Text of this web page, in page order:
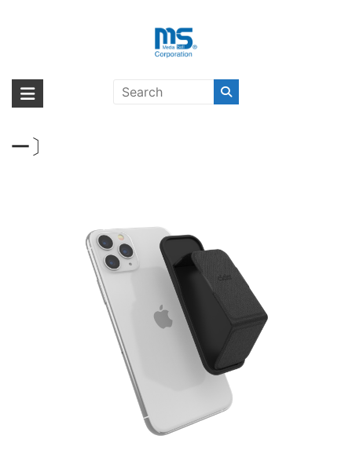
海外輸入ブランド商品｜株式会社
海外事業部が取り揃えている海外輸入商品には、日本では珍しい「海外ブ
ランド」をはじめ「ユニークな商品」「機能的な商品」「コストパフォー
UNIVERSAL GRIP&STAND
ー〕